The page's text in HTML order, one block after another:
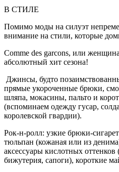
В СТИЛЕ
Помимо моды на силуэт
внимание на стили, которые
Соmme des garcons, или
абсолютный хит сезона!
Джинсы, будто
прямые укороченные брюки,
шляпа, мокасины, пальто и
(вспоминаем одежду гусар,
королевской гвардии).
Рок-н-ролл: узкие брюки-
тюльпан (кожаная или из
аксессуары кислотных оттенков
бижутерия, сапоги), короткие